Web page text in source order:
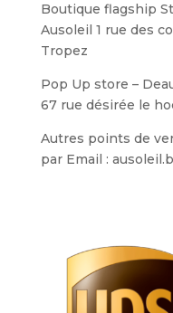
Boutique flagship
Ausoleil 1 rue des
Tropez
Pop Up store –
67 rue désirée le
Autres points de
par Email :